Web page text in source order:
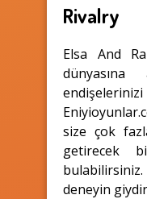
Rivalry
Elsa And
size çok
getirecek
deneyin